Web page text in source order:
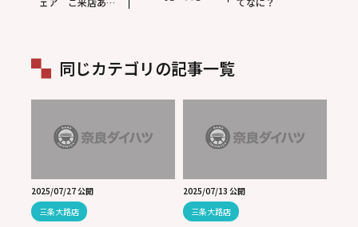
同じカテゴリの記事一覧
2025/07/27 公開
三条大路店
2025/07/13 公開
三条大路店